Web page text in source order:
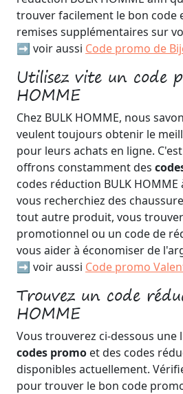
trouver facilement le bon code
remises supplémentaires sur
➡️ voir aussi Code promo de
Utilisez vite un code
HOMME
Chez BULK HOMME, nous
veulent toujours obtenir le
pour leurs achats en ligne.
offrons constamment des
codes réduction BULK HOMME
vous recherchiez des
tout autre produit, vous
promotionnel ou un code de
vous aider à économiser de
➡️ voir aussi Code promo
Trouvez un code
HOMME
Vous trouverez ci-dessous une
codes promo et des codes
disponibles actuellement.
pour trouver le bon code